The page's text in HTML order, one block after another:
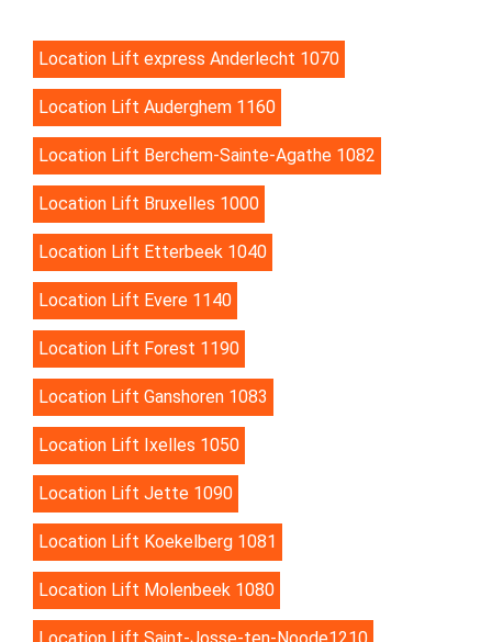
Location Lift express Anderlecht 1070
Location Lift Auderghem 1160
Location Lift Berchem-Sainte-Agathe 1082
Location Lift Bruxelles 1000
Location Lift Etterbeek 1040
Location Lift Evere 1140
Location Lift Forest 1190
Location Lift Ganshoren 1083
Location Lift Ixelles 1050
Location Lift Jette 1090
Location Lift Koekelberg 1081
Location Lift Molenbeek 1080
Location Lift Saint-Josse-ten-Noode1210